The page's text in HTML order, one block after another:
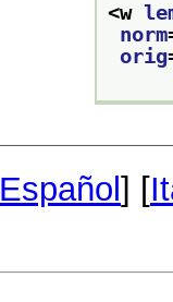
<w
norm
orig
Español] [